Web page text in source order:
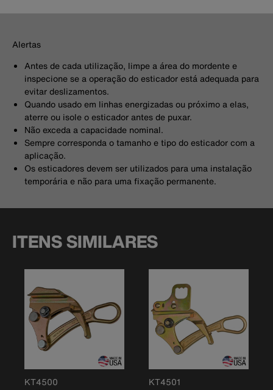
Alertas
Antes de cada utilização, limpe a área do mordente e
inspecione se a operação do esticador está adequada para
evitar deslizamentos.
Quando usado em linhas energizadas ou próximo a elas,
aterre ou isole o esticador antes de puxar.
Não exceda a capacidade nominal.
Sempre corresponda o tamanho e tipo do esticador com a
aplicação.
Os esticadores devem ser utilizados para uma instalação
temporária e não para uma fixação permanente.
ITENS SIMILARES
KT4500 KT4501